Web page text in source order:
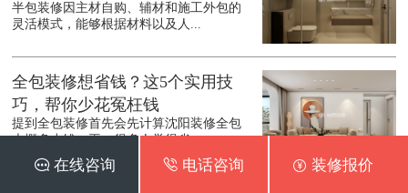
半包装修因主材自购、辅材和施工外包的
灵活模式，能够根据材料以及人...
全包装修想省钱？这5个实用技
巧，帮你少花冤枉钱
提到全包装修首先会先计算沈阳装修全包
大概多少钱一平，很多人觉得省...
 在线咨询  电话咨询  装修报价